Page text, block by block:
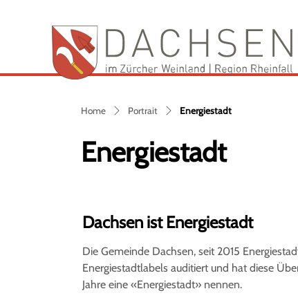
zur Startseite
Direkt zur Hauptnavigation
Direkt zum Inhalt
Direkt zur Suche
Direkt zum Stichwortverzeichnis
Home Portrait Energiestadt(ausgewählt)
Energiestadt
Dachsen ist Energiestadt
Die Gemeinde Dachsen, seit 2015
Energiestadtlabels auditiert und hat diese
Jahre eine «Energiestadt» nennen.